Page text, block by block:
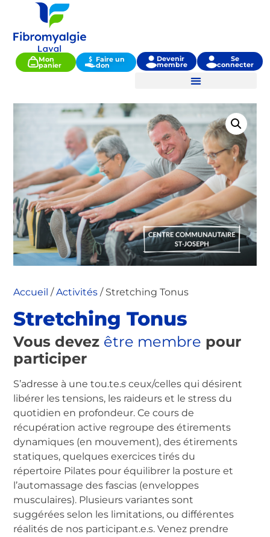
Mon
panier
Faire un
don
Devenir
membre
Se
connecter
Accueil /Activités / Stretching Tonus
Stretching Tonus
Vous devez être membre pour
participer
S’adresse à une tou.te.s ceux/celles qui désirent
libérer les tensions, les raideurs et le stress du
quotidien en profondeur. Ce cours de
récupération active regroupe des étirements
dynamiques (en mouvement), des étirements
statiques, quelques exercices tirés du
répertoire Pilates pour équilibrer la posture et
l’automassage des fascias (enveloppes
musculaires). Plusieurs variantes sont
suggérées selon les limitations, ou différentes
réalités de nos participant.e.s. Venez prendre